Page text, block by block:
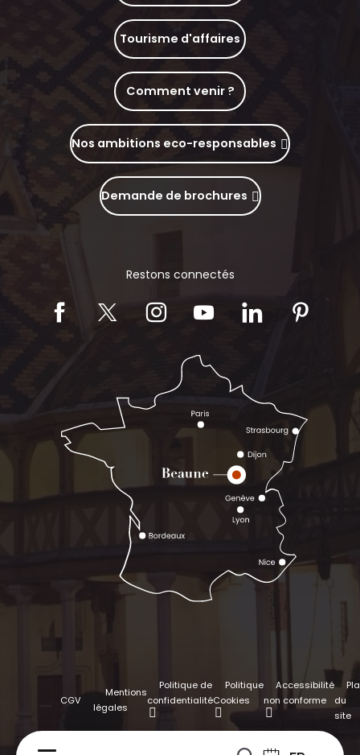
Tourisme d'affaires
Comment venir ?
Nos ambitions eco-responsables
Demande de brochures
Restons connectés
CGV
Mentions
légales
Politique de
confidentialité
Politique
Cookies
Accessibilité
non conforme
du
site